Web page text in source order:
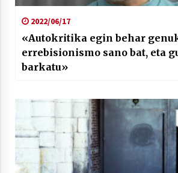
2022/06/17
«Autokritika egin behar
errebisionismo sano bat, eta
barkatu»